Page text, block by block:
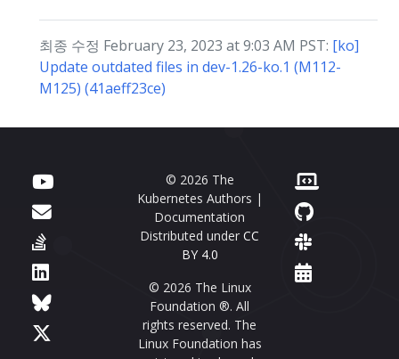
최종 수정 February 23, 2023 at 9:03 AM PST: [ko]
Update outdated files in dev-1.26-ko.1 (M112-
M125) (41aeff23ce)
© 2026 The
Kubernetes Authors |
Documentation
Distributed under CC
BY 4.0
© 2026 The Linux
Foundation ®. All
rights reserved. The
Linux Foundation has